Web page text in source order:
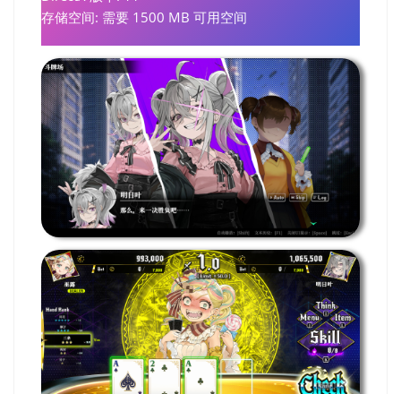
存储空间: 需要 1500 MB 可用空间